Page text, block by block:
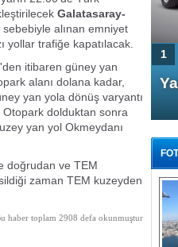
Galatasaray-
sebebiyle alınan emniyet
yollar trafiğe kapatılacak.
itibaren güney yan
alanı dolana kadar,
yan yola dönüş varyantı
dolduktan sonra
yan yol Okmeydanı
doğrudan ve TEM
zaman TEM kuzeyden
haber toplam 2908 defa okunmuştur
AMG GT Coupe
satışa çıktı
1